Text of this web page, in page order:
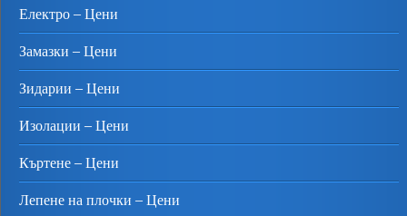
Електро – Цени
Замазки – Цени
Зидарии – Цени
Изолации – Цени
Къртене – Цени
Лепене на плочки – Цени